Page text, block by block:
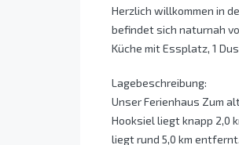
Herzlich willkommen in
befindet sich naturnah
Küche mit Essplatz, 1
Lagebeschreibung:
Unser Ferienhaus Zum
Hooksiel liegt knapp 2,0
liegt rund 5,0 km